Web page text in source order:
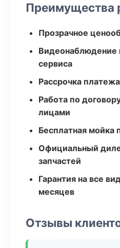
Преимущества
Прозрачное
Видеонаблюдение
сервиса
Рассрочка
Работа по
лицами
Бесплатная мойка
Официальный
запчастей
Гарантия на все
месяцев
Отзывы